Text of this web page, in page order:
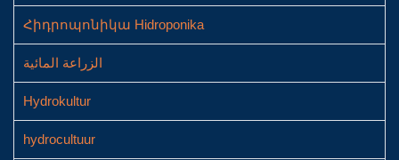
Հիդրոպոնիկա Hidroponika
الزراعة المائية
Hydrokultur
hydrocultuur